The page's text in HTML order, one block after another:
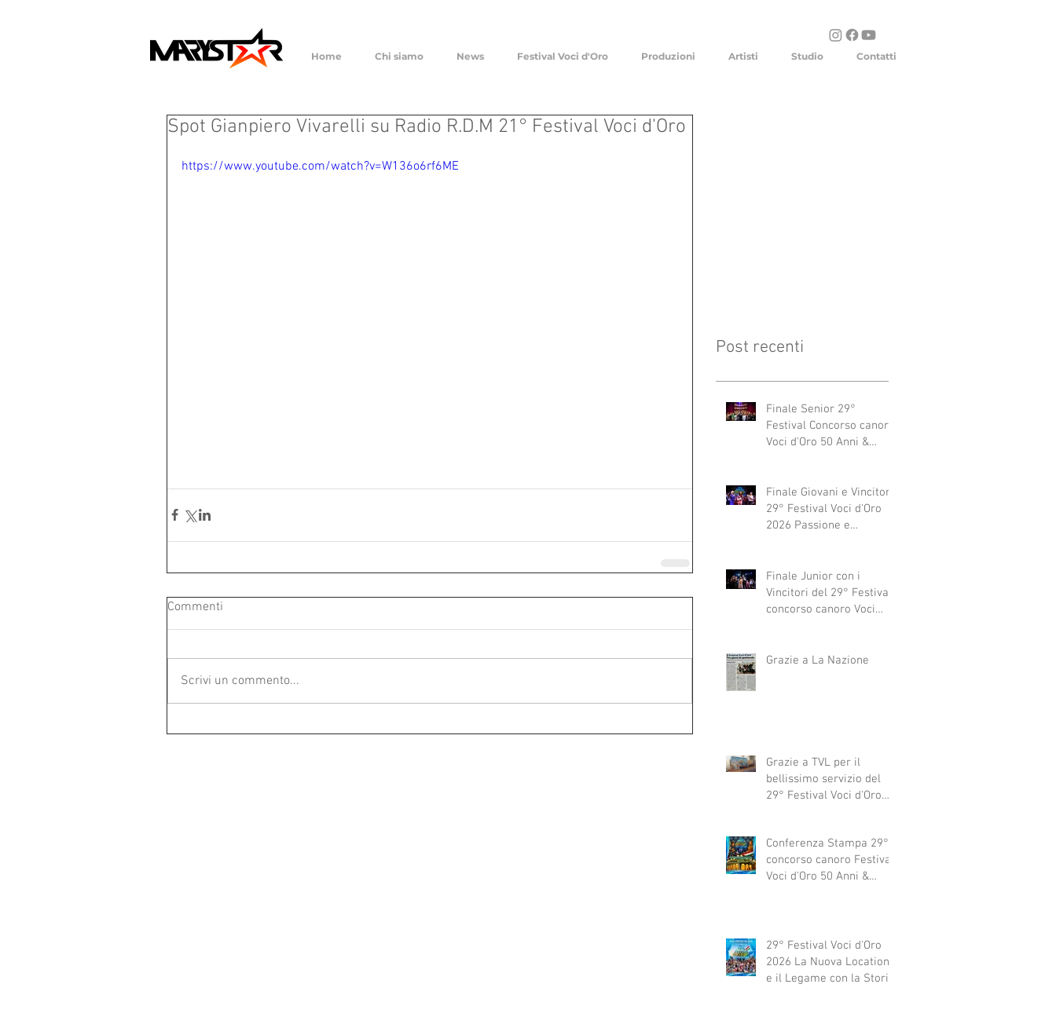
Home Chi siamo News Festival Voci d'Oro Produzioni Artisti Studio Contatti
Spot Gianpiero Vivarelli su Radio R.D.M 21° Festival Voci d'Oro
https://www.youtube.com/watch?v=W136o6rf6ME
Commenti
Scrivi un commento...
Post recenti
Finale Senior 29°
Festival Concorso canoro
Voci d'Oro 50 Anni &
abbracciano"
Finale Giovani e Vincitori
29° Festival Voci d'Oro
2026 Passione e
Finale Junior con i
Vincitori del 29° Festival
concorso canoro Voci
Grazie a La Nazione
Grazie a TVL per il
bellissimo servizio del
29° Festival Voci d'Oro
Conferenza Stampa 29°
concorso canoro Festival
Voci d'Oro 50 Anni &
29° Festival Voci d'Oro
2026 La Nuova Location
e il Legame con la Storia